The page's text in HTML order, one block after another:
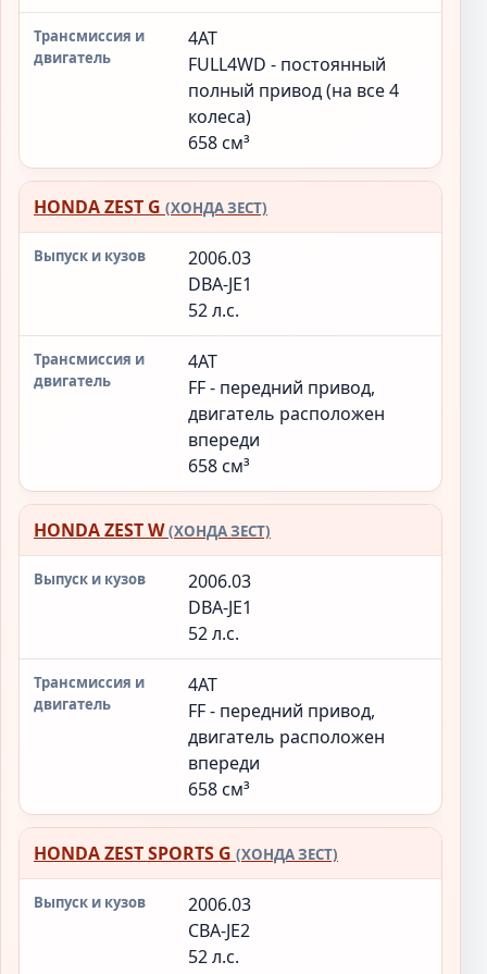
4AT
FULL4WD - постоянный
полный привод (на все 4
колеса)
658 см³
HONDA ZEST G (ХОНДА ЗЕСТ)
2006.03
DBA-JE1
52 л.с.
4AT
FF - передний привод,
двигатель расположен
впереди
658 см³
HONDA ZEST W(ХОНДА ЗЕСТ)
2006.03
DBA-JE1
52 л.с.
4AT
FF - передний привод,
двигатель расположен
впереди
658 см³
HONDA ZEST SPORTS G (ХОНДА ЗЕСТ)
2006.03
CBA-JE2
52 л.с.